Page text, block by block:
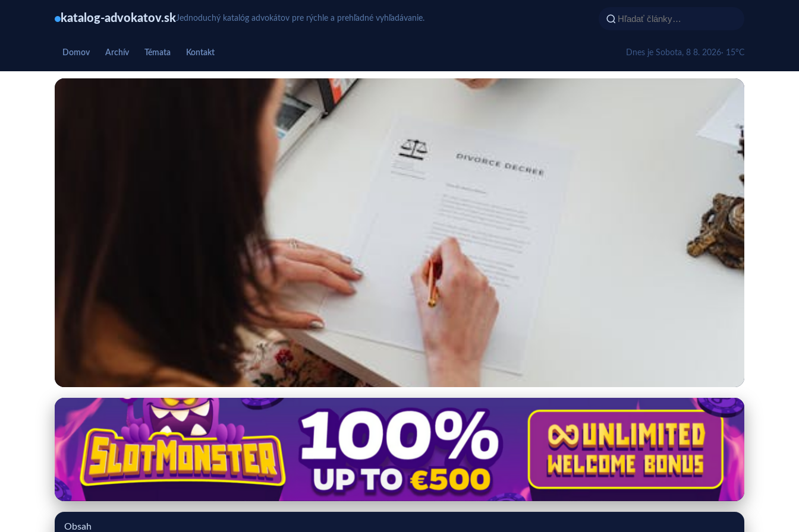
katalog-advokatov.skJednoduchý katalóg advokátov pre rýchle a prehľadné vyhľadávanie.
Domov Archív Témata Kontakt Dnes je Sobota, 8 8. 2026· 15°C
katalog-advokatov.sk
Právna pomoc: Kedy s ňou a kedy bez nej? Rozhodovanie o tom, či
vyhľadať právnu pomoc alebo sa spoľahnúť na vlastné schopnosti,
je často zložité. V tomto článku preskúmame kľúčové situácie, kedy
Obsah